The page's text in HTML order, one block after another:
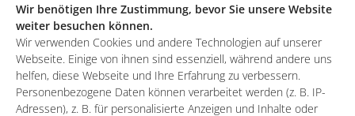
Wir benötigen Ihre Zustimmung, bevor Sie unsere Website
weiter besuchen können.
Wir verwenden Cookies und andere Technologien auf unserer
Webseite. Einige von ihnen sind essenziell, während andere uns
helfen, diese Webseite und Ihre Erfahrung zu verbessern.
Personenbezogene Daten können verarbeitet werden (z. B. IP-
Adressen), z. B. für personalisierte Anzeigen und Inhalte oder
ÜBER UNS
Services & Solutions
Referenzen
Unternehmen